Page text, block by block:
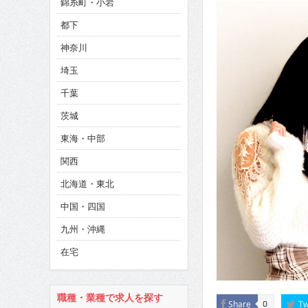
CINEMA×STYLE 286号
CINEMA×STYLE 285号
CINEMA×STYLE 294号
Share 0
都下
神奈川
埼玉
千葉
茨城
東海・中部
関西
北海道・東北
中国・四国
九州・沖縄
在宅
職種・業種で求人を探す